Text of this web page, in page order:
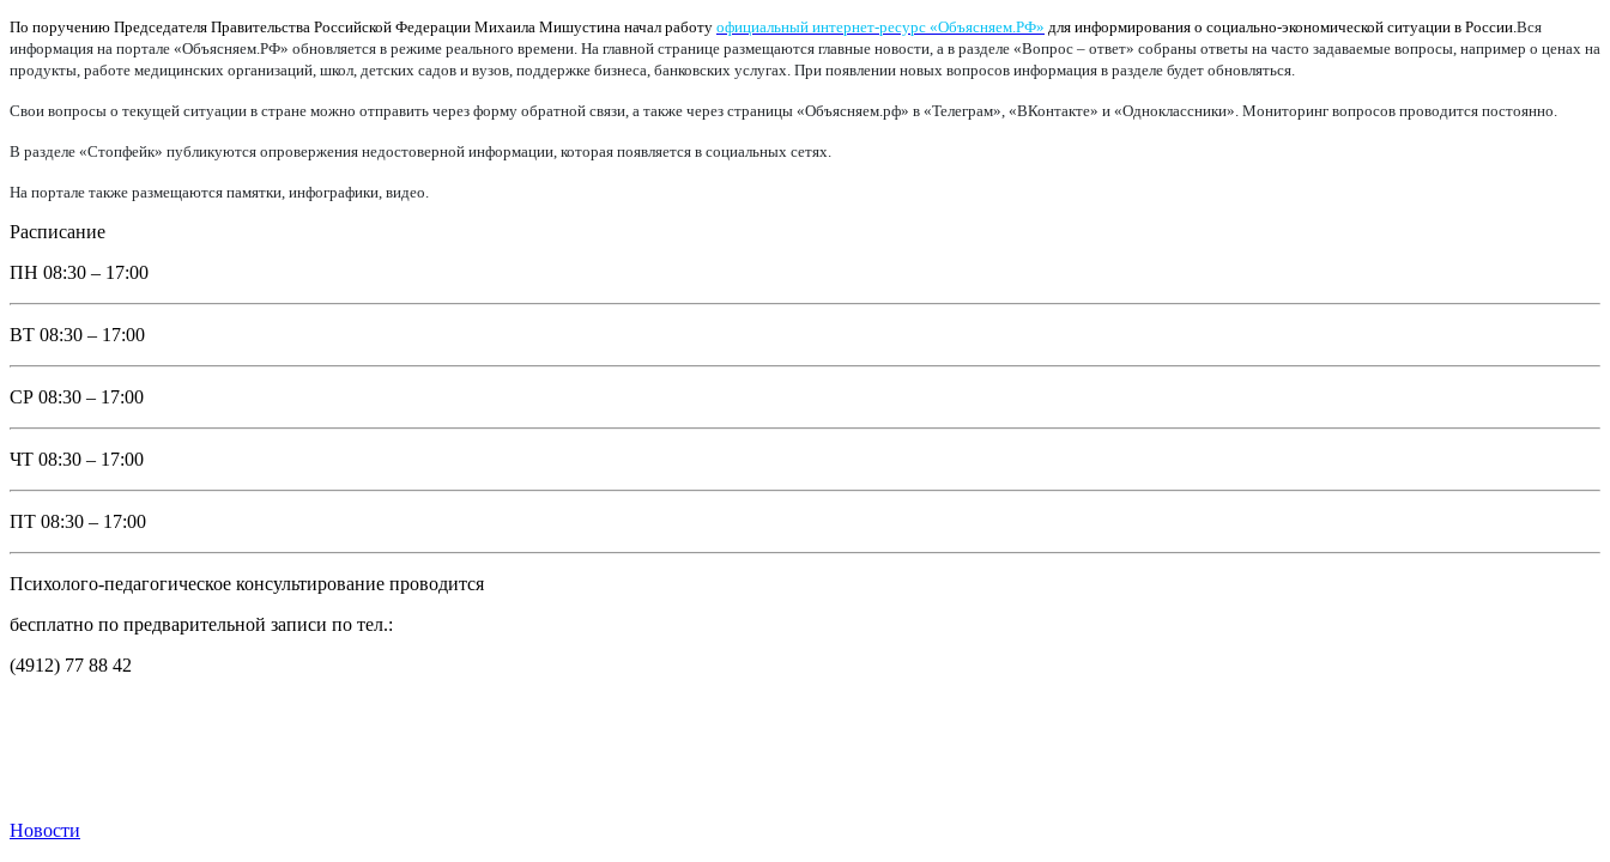
По поручению Председателя Правительства Российской Федерации Михаила Мишустина начал работу официальный интернет-ресурс «Объясняем.РФ» для информирования о социально-экономической ситуации в России. Вся
информация на портале «Объясняем.РФ» обновляется в режиме реального времени. На главной странице размещаются главные новости, а в разделе «Вопрос – ответ» собраны ответы на часто задаваемые вопросы, например о ценах на
продукты, работе медицинских организаций, школ, детских садов и вузов, поддержке бизнеса, банковских услугах. При появлении новых вопросов информация в разделе будет обновляться.
Свои вопросы о текущей ситуации в стране можно отправить через форму обратной связи, а также через страницы «Объясняем.рф» в «Телеграм», «ВКонтакте» и «Одноклассники». Мониторинг вопросов проводится постоянно.
В разделе «Стопфейк» публикуются опровержения недостоверной информации, которая появляется в социальных сетях.
На портале также размещаются памятки, инфографики, видео.
Расписание
ПН 08:30 – 17:00
ВТ 08:30 – 17:00
СР 08:30 – 17:00
ЧТ 08:30 – 17:00
ПТ 08:30 – 17:00
Психолого-педагогическое консультирование проводится
бесплатно по предварительной записи по тел.:
(4912) 77 88 42
Новости